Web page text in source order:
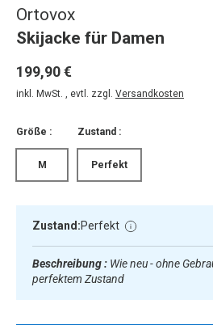
Ortovox
Skijacke für Damen
199,90 €
inkl. MwSt. , evtl. zzgl. Versandkosten
Größe :
M
Zustand :
Perfekt
Zustand:Perfekt
Beschreibung : Wie neu - ohne
perfektem Zustand